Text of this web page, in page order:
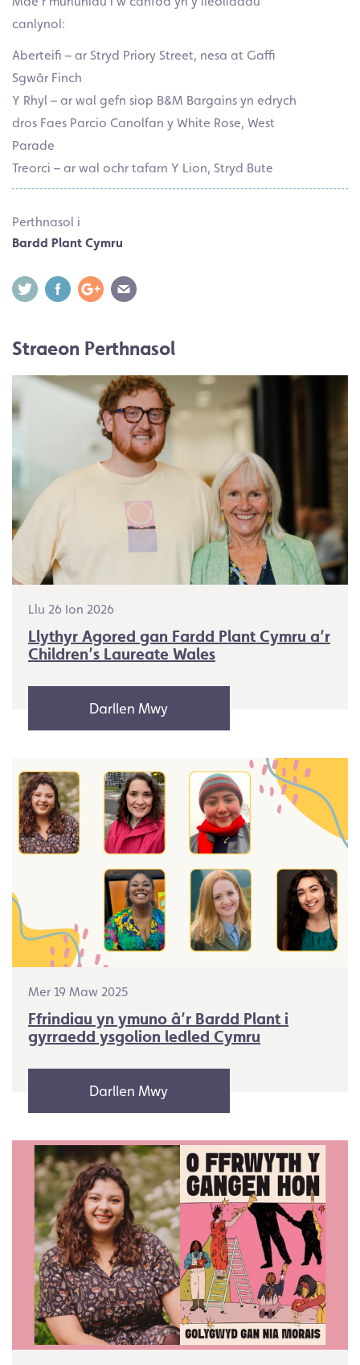
canlynol:
Aberteifi – ar Stryd Priory Street, nesa at Gaffi
Sgwâr Finch
Y Rhyl – ar wal gefn siop B&M Bargains yn edrych
dros Faes Parcio Canolfan y White Rose, West
Parade
Treorci – ar wal ochr tafarn Y Lion, Stryd Bute
Perthnasol i
Bardd Plant Cymru
Straeon Perthnasol
Llu 26 Ion 2026
Llythyr Agored gan Fardd Plant Cymru a’r
Children’s Laureate Wales
Darllen Mwy
Mer 19 Maw 2025
Ffrindiau yn ymuno â’r Bardd Plant i
gyrraedd ysgolion ledled Cymru
Darllen Mwy